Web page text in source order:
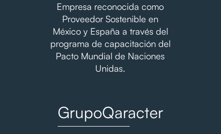
Empresa reconocida como
Proveedor Sostenible en
México y España a través del
programa de capacitación del
Pacto Mundial de Naciones
Unidas.
GrupoQaracter